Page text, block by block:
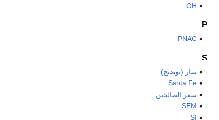
OH
P
PNAC
S
سار (توضيح)
Santa Fe
سفر الصالحين
SEM
SI